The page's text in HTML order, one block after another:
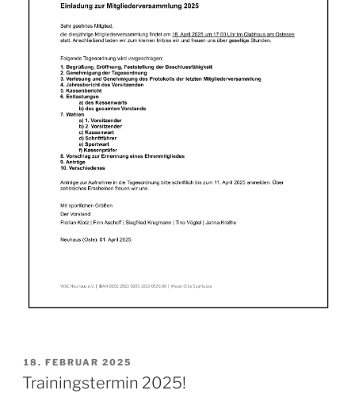
VERÖFFENTLICHT
AM
18. FEBRUAR 2025
Trainingstermin 2025!